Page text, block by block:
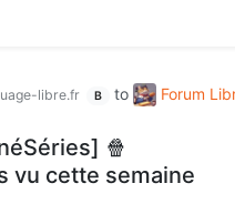
libre.fr B to Forum
🍿
vu cette semaine